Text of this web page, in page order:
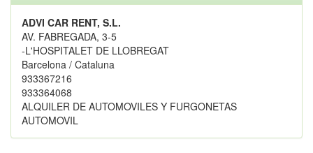
ADVI CAR RENT, S.L.
AV. FABREGADA, 3-5
-L'HOSPITALET DE LLOBREGAT
Barcelona / Cataluna
933367216
933364068
ALQUILER DE AUTOMOVILES Y FURGONETAS
AUTOMOVIL